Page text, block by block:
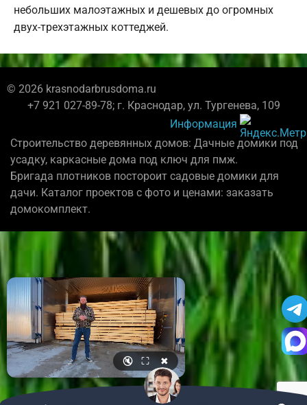
небольших малоэтажных и дешевых до огромных
двух-трехэтажных коттеджей.
© 2026 krasnodarbrusdoma.ru
+7 921 027-89-78; г. Краснодар, ул. Тургенева, 109
Информация
Строительство деревянных домов: Дачные домики под
усадку, каркасные дома под ключ для пмж.
Бригада плотников постороит садовые домики для
дачи. Каталог проектов с фото и ценами: заказать
домокомплект.
🔇 ⛶ ✖